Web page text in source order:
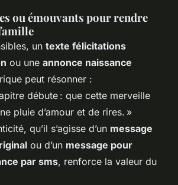
ou émouvants pour rendre
un texte félicitations
ou une annonce naissance
peut résonner :
débute : que cette merveille
pluie d’amour et de rires. »
qu’il s’agisse d’un message
ou d’un message pour
par sms, renforce la valeur du